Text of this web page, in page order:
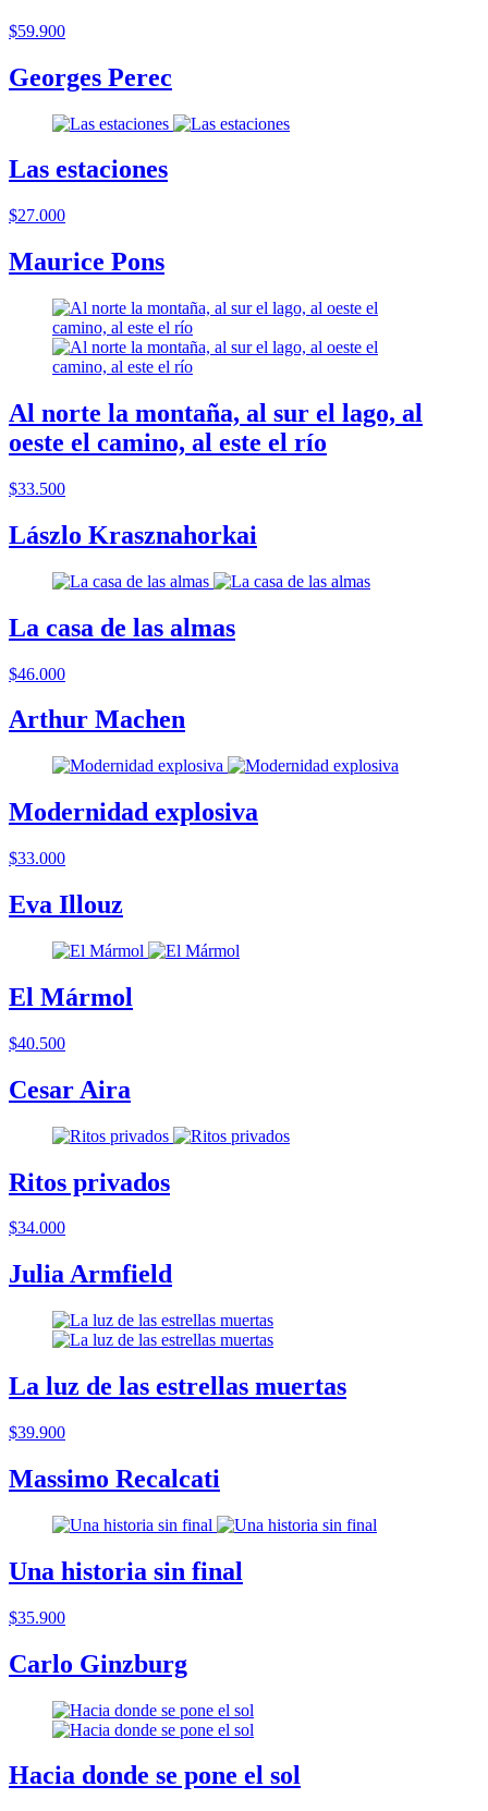
$59.900
Georges Perec
Las estaciones
$27.000
Maurice Pons
Al norte la montaña, al sur el lago, al
oeste el camino, al este el río
$33.500
Lászlo Krasznahorkai
La casa de las almas
$46.000
Arthur Machen
Modernidad explosiva
$33.000
Eva Illouz
El Mármol
$40.500
Cesar Aira
Ritos privados
$34.000
Julia Armfield
La luz de las estrellas muertas
$39.900
Massimo Recalcati
Una historia sin final
$35.900
Carlo Ginzburg
Hacia donde se pone el sol